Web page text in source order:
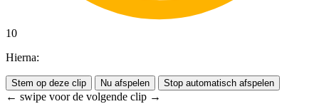
10
Hierna:
Stem op deze clip Nu afspelen Stop automatisch afspelen
← swipe voor de volgende clip →